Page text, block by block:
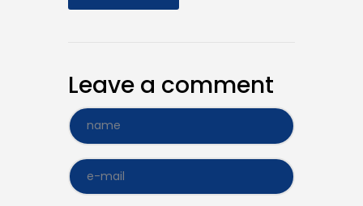
Leave a comment